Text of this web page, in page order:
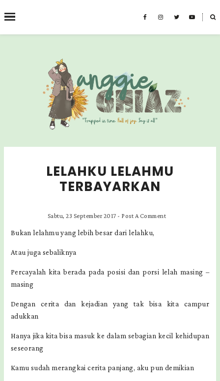
˟
CARI BLOG INI
LELAHKU LELAHMU
TERBAYARKAN
Sabtu, 23 September 2017 - Post A Comment
Bukan lelahmu yang lebih besar dari lelahku,
Atau juga sebaliknya
Percayalah kita berada pada posisi dan porsi lelah masing –
masing
Dengan cerita dan kejadian yang tak bisa kita campur
adukkan
Hanya jika kita bisa masuk ke dalam sebagian kecil kehidupan
seseorang
Kamu sudah merangkai cerita panjang, aku pun demikian